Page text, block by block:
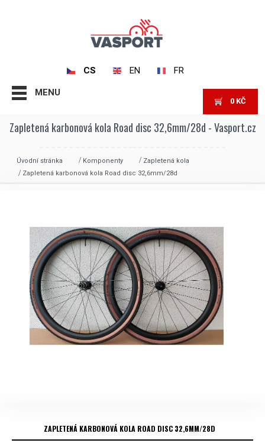
CS EN FR
MENU
0 KČ
Zapletená karbonová kola Road disc 32,6mm/28d - Vasport.cz
Úvodní stránka Komponenty
Zapletená kola
Zapletená karbonová kola Road disc 32,6mm/28d
ZAPLETENÁ KARBONOVÁ KOLA ROAD DISC 32,6MM/28D